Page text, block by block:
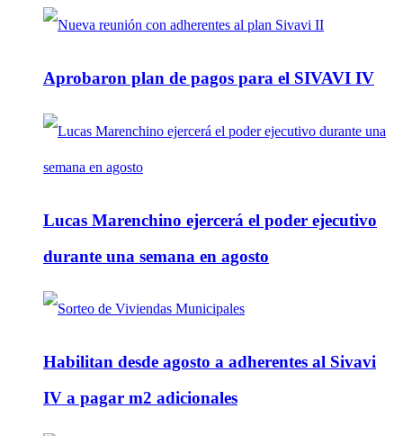
Aprobaron plan de pagos para el SIVAVI IV
Lucas Marenchino ejercerá el poder ejecutivo
durante una semana en agosto
Habilitan desde agosto a adherentes al Sivavi
IV a pagar m2 adicionales